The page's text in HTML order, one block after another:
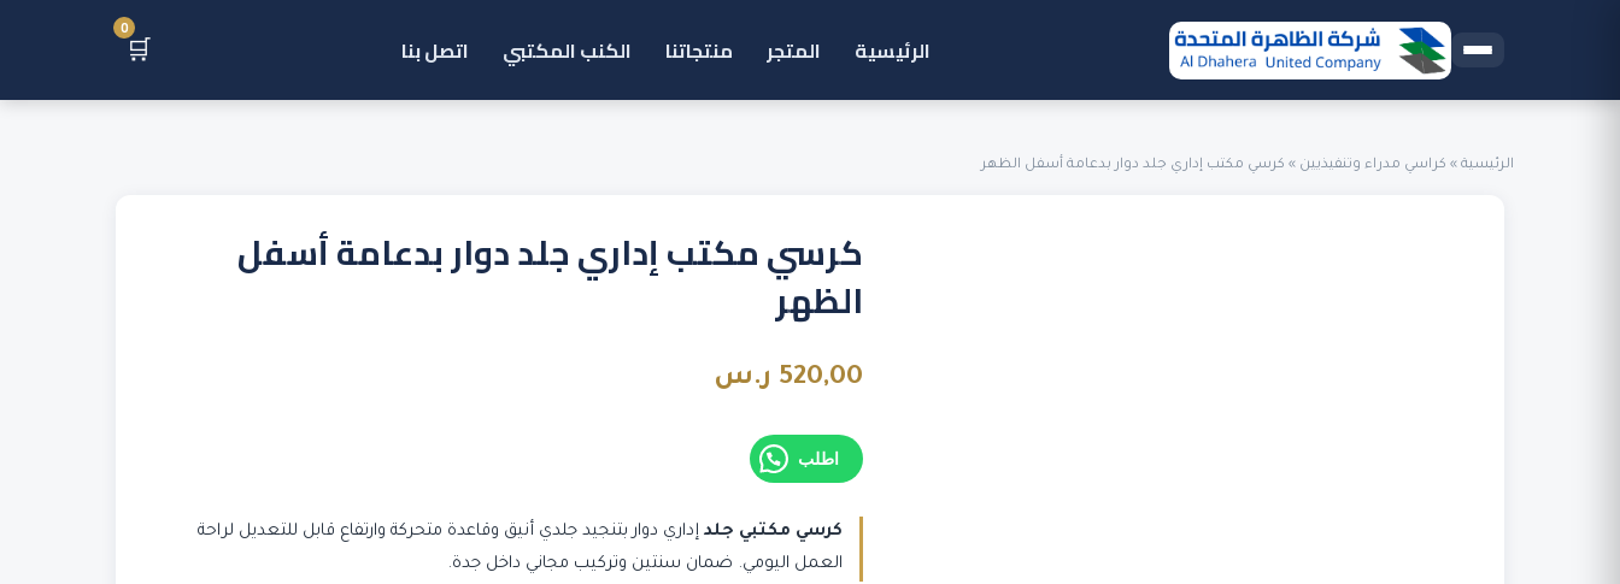
الرئيسية المتجر منتجاتنا الكنب المكتبي اتصل بنا 🛒
0
الرئيسية » كراسي مدراء وتنفيذيين » كرسي مكتب إداري جلد دوار بدعامة أسفل الظهر
كرسي مكتب إداري جلد دوار بدعامة أسفل
الظهر
520,00 ر.س
اطلب
كرسي مكتبي جلد إداري دوار بتنجيد جلدي أنيق وقاعدة متحركة وارتفاع قابل للتعديل لراحة
العمل اليومي. ضمان سنتين وتركيب مجاني داخل جدة.